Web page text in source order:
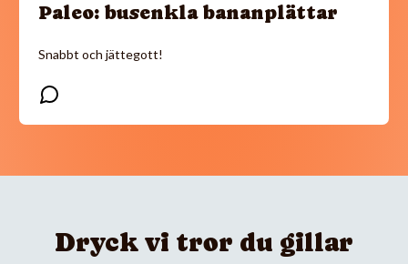
Paleo: busenkla bananplättar
Snabbt och jättegott!
Dryck vi tror du gillar